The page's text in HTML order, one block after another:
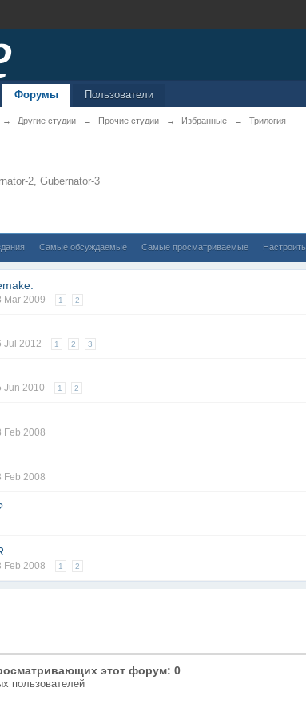
Форумы Пользователи
→ Другие студии → Прочие студии → Избранные → Трилогия
2, Gubernator-3
Самые обсуждаемые Самые просматриваемые Настроить
Mar 2009 1 2
Jul 2012 1 2 3
Jun 2010 1 2
Feb 2008
Feb 2008
Feb 2008 1 2
этот форум: 0
пользователей